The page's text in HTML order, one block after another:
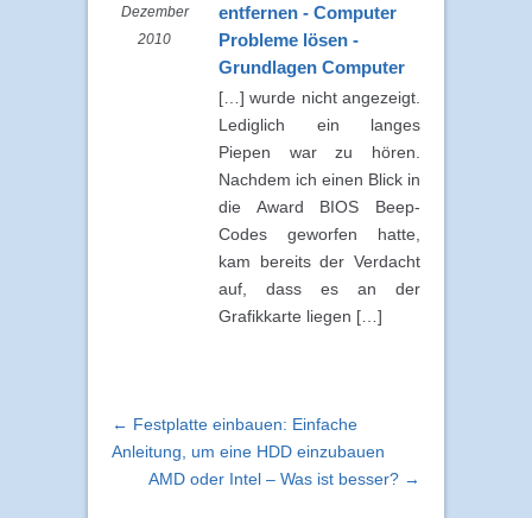
Dezember
2010
entfernen - Computer
Probleme lösen -
Grundlagen Computer
[…] wurde nicht angezeigt.
Lediglich ein langes
Piepen war zu hören.
Nachdem ich einen Blick in
die Award BIOS Beep-
Codes geworfen hatte,
kam bereits der Verdacht
auf, dass es an der
Grafikkarte liegen […]
← Festplatte einbauen: Einfache
Anleitung, um eine HDD einzubauen
AMD oder Intel – Was ist besser? →